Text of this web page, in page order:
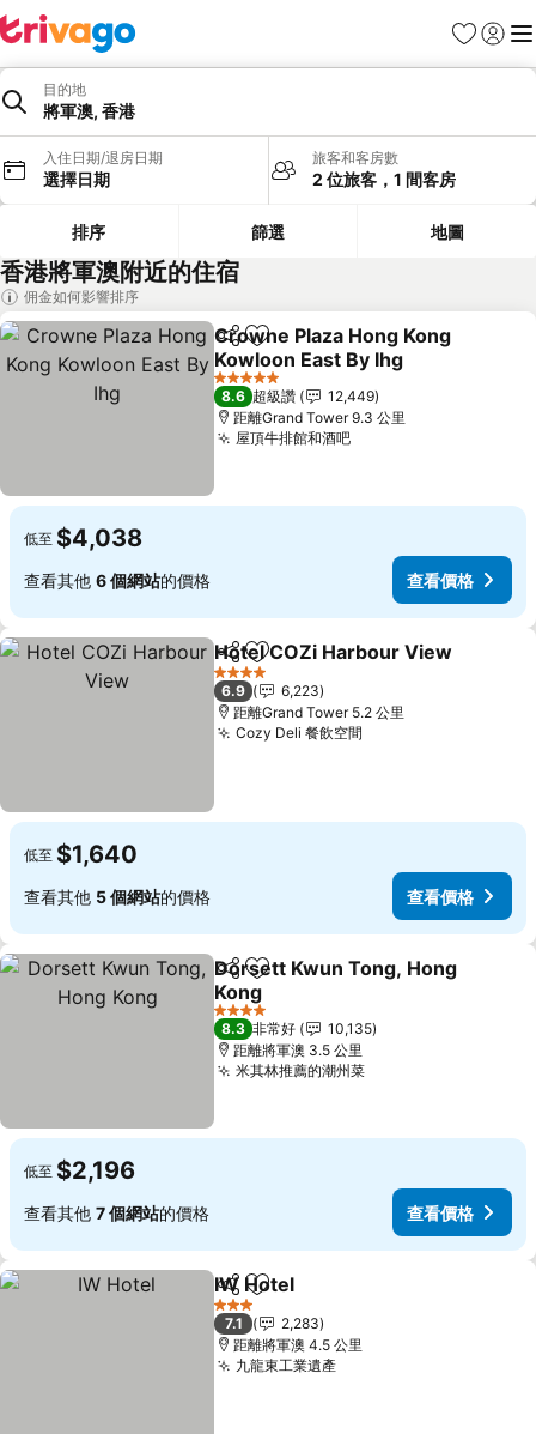
我的最愛
登入 選
目的地
將軍澳, 香港
入住日期/退房日期
選擇日期
旅客和客房數
2 位旅客，1 間客房
排序 篩選 地圖
香港將軍澳附近的住宿
佣金如何影響排序
分享 加入我的最愛
Crowne Plaza Hong Kong
Kowloon East By Ihg
5 星級
8.6 超級讚
12,449
距離Grand Tower 9.3 公里
屋頂牛排館和酒吧
低至 $4,038
查看其他 6 個網站的價格 查看價格
分享 加入我的最愛
Hotel COZi Harbour View
4 星級
6.9
6,223
距離Grand Tower 5.2 公里
Cozy Deli 餐飲空間
低至 $1,640
查看其他 5 個網站的價格 查看價格
分享 加入我的最愛
Dorsett Kwun Tong, Hong
Kong
4 星級
8.3 非常好
10,135
距離將軍澳 3.5 公里
米其林推薦的潮州菜
低至 $2,196
查看其他 7 個網站的價格 查看價格
分享 加入我的最愛
IW Hotel
3 星級
7.1
2,283
距離將軍澳 4.5 公里
九龍東工業遺產